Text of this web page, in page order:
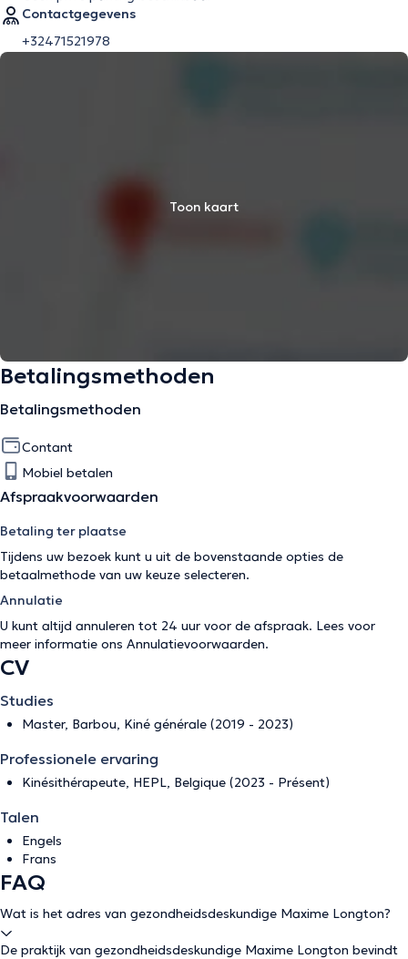
Contactgegevens
+32471521978
Toon kaart
Betalingsmethoden
Betalingsmethoden
Contant
Mobiel betalen
Afspraakvoorwaarden
Betaling ter plaatse
Tijdens uw bezoek kunt u uit de bovenstaande opties de
betaalmethode van uw keuze selecteren.
Annulatie
U kunt altijd annuleren tot 24 uur voor de afspraak. Lees voor
meer informatie ons Annulatievoorwaarden.
CV
Studies
Master, Barbou, Kiné générale (2019 - 2023)
Professionele ervaring
Kinésithérapeute, HEPL, Belgique (2023 - Présent)
Talen
Engels
Frans
FAQ
Wat is het adres van gezondheidsdeskundige Maxime Longton?
De praktijk van gezondheidsdeskundige Maxime Longton bevindt